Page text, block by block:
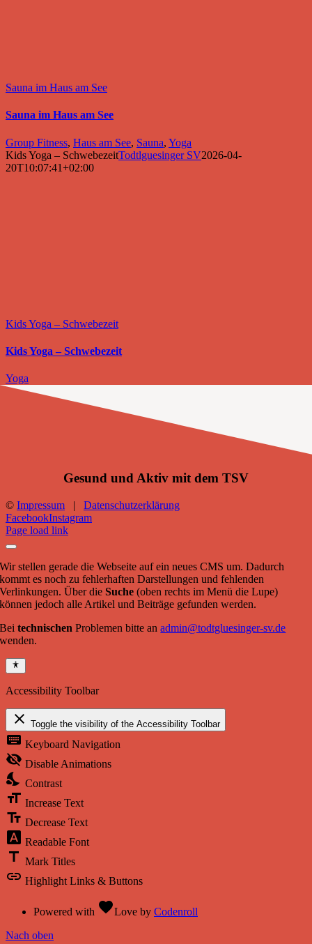
Sauna im Haus am See
Sauna im Haus am See
Group Fitness, Haus am See, Sauna, Yoga
Kids Yoga – SchwebezeitTodtlguesinger SV2026-04-
20T10:07:41+02:00
Kids Yoga – Schwebezeit
Kids Yoga – Schwebezeit
Yoga
Gesund und Aktiv mit dem TSV
© Impressum | Datenschutzerklärung
FacebookInstagram
Page load link
Wir stellen gerade die Webseite auf ein neues CMS um. Dadurch
kommt es noch zu fehlerhaften Darstellungen und fehlenden
Verlinkungen. Über dieSuche (oben rechts im Menü die Lupe)
können jedoch alle Artikel und Beiträge gefunden werden.
Beitechnischen Problemen bitte anadmin@todtgluesinger-sv.de
wenden.
Accessibility Toolbar
close Toggle the visibility of the Accessibility Toolbar
keyboard Keyboard Navigation
visibility_off Disable Animations
nights_stay Contrast
format_size Increase Text
text_fields Decrease Text
font_download Readable Font
title Mark Titles
link Highlight Links & Buttons
Powered with favoriteLove by Codenroll
Nach oben